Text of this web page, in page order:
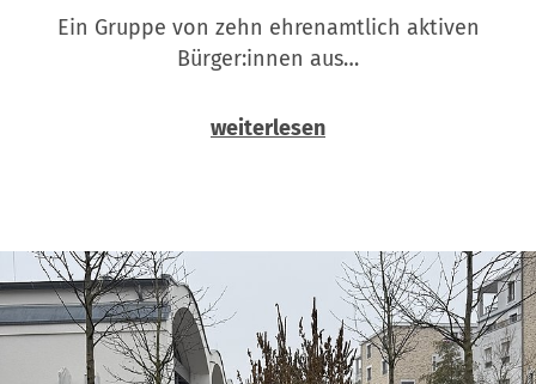
Ein Gruppe von zehn ehrenamtlich aktiven
Bürger:innen aus…
weiterlesen